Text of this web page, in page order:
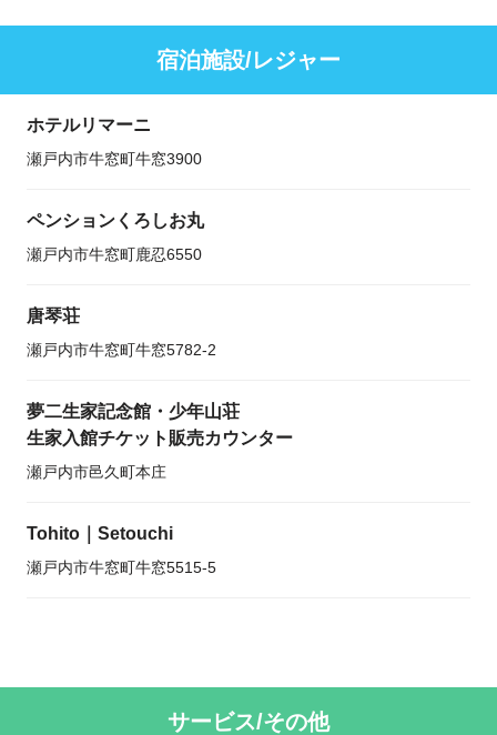
宿泊施設/レジャー
ホテルリマーニ
瀬戸内市牛窓町牛窓3900
ペンションくろしお丸
瀬戸内市牛窓町鹿忍6550
唐琴荘
瀬戸内市牛窓町牛窓5782-2
夢二生家記念館・少年山荘
生家入館チケット販売カウンター
瀬戸内市邑久町本庄
Tohito｜Setouchi
瀬戸内市牛窓町牛窓5515-5
サービス/その他